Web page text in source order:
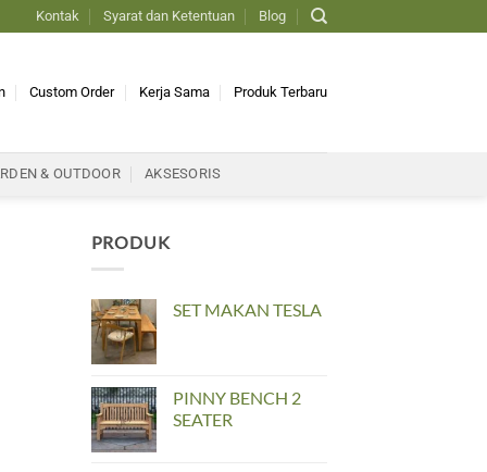
Kontak Syarat dan Ketentuan Blog
Custom Order Kerja Sama Produk Terbaru
& OUTDOOR AKSESORIS
PRODUK
SET MAKAN TESLA
PINNY BENCH 2
SEATER